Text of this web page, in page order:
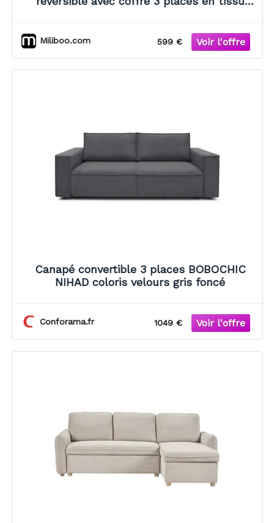
Miliboo.com 599 €
Canapé convertible 3 places BOBOCHIC
NIHAD coloris velours gris foncé
Conforama.fr 1049 €